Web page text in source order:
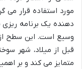
مورد استفاده قرار
دهنده یک برنامه
وسیع است. این سطح
قبل از میلاد، شهر
متمایز می کند و بر